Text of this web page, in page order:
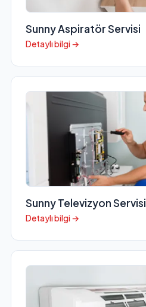
Sunny Aspiratör Servisi
Detaylı bilgi →
Sunny Televizyon Servisi
Detaylı bilgi →